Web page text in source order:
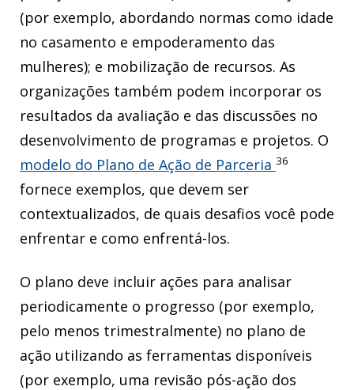
(por exemplo, abordando normas como idade
no casamento e empoderamento das
mulheres); e mobilização de recursos. As
organizações também podem incorporar os
resultados da avaliação e das discussões no
desenvolvimento de programas e projetos. O
modelo do Plano de Ação de Parceria 36
fornece exemplos, que devem ser
contextualizados, de quais desafios você pode
enfrentar e como enfrentá-los.
O plano deve incluir ações para analisar
periodicamente o progresso (por exemplo,
pelo menos trimestralmente) no plano de
ação utilizando as ferramentas disponíveis
(por exemplo, uma revisão pós-ação dos